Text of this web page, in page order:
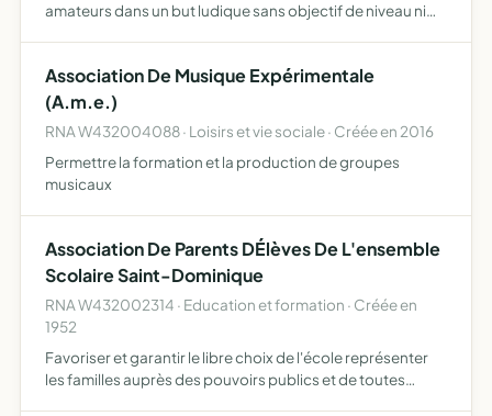
amateurs dans un but ludique sans objectif de niveau ni
Association De Musique Expérimentale
(A.m.e.)
RNA W432004088 · Loisirs et vie sociale · Créée en 2016
Permettre la formation et la production de groupes
musicaux
Association De Parents DÉlèves De L'ensemble
Scolaire Saint-Dominique
RNA W432002314 · Education et formation · Créée en
1952
Favoriser et garantir le libre choix de l'école représenter
les familles auprès des pouvoirs publics et de toutes